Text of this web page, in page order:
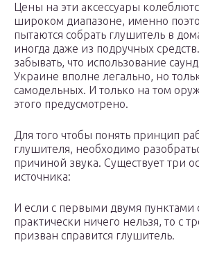
Цены на эти аксессуары
широком диапазоне, именно
пытаются собрать глушитель в
иногда даже из подручных
забывать, что использование
Украине вполне легально, но
самодельных. И только на том
этого предусмотрено.
Для того чтобы понять принцип
глушителя, необходимо
причиной звука. Существует три
источника:
И если с первыми двумя пунктами
практически ничего нельзя, то с
призван справится глушитель.